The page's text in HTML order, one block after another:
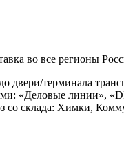
во все регионы
двери/терминала
«Деловые линии»,
со склада: Химки,